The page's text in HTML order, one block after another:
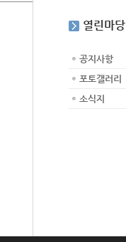
열린마당
공지사항
포토갤러리
소식지